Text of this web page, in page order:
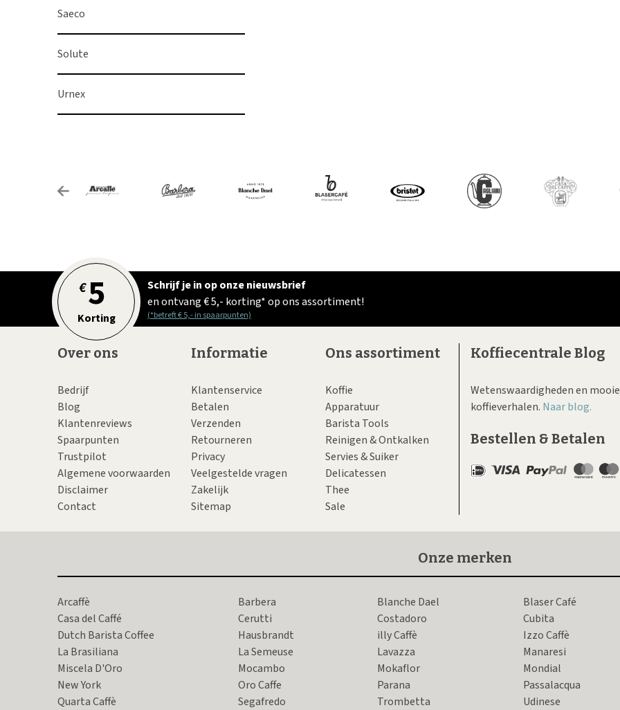
Saeco
Solute
Urnex
€5
Korting
Schrijf je in op onze nieuwsbrief
en ontvang € 5,- korting* op ons assortiment!
(*betreft € 5,- in spaarpunten)
Over ons
Bedrijf
Blog
Klantenreviews
Spaarpunten
Trustpilot
Algemene voorwaarden
Disclaimer
Contact
Informatie
Klantenservice
Betalen
Verzenden
Retourneren
Privacy
Veelgestelde vragen
Zakelijk
Sitemap
Ons assortiment
Koffie
Apparatuur
Barista Tools
Reinigen & Ontkalken
Servies & Suiker
Delicatessen
Thee
Sale
Koffiecentrale Blog
Wetenswaardigheden en mooie
koffieverhalen. Naar blog.
Bestellen & Betalen
Onze merken
Arcaffè Barbera Blanche Dael
Blaser Café
Casa del Caffé
Cerutti Costadoro
Cubita
Dutch Barista Coffee
Hausbrandt illy Caffè
Izzo Caffè
La Brasiliana
La Semeuse Lavazza
Manaresi
Miscela D'Oro
Mocambo Mokaflor
Mondial
New York
Oro Caffe Parana
Passalacqua
Quarta Caffè
Segafredo Trombetta Udinese